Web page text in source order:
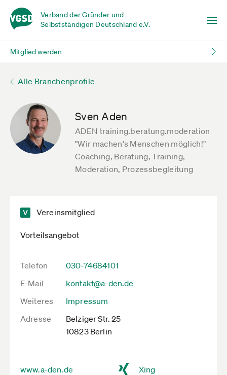
Verband der Gründer und
Selbstständigen Deutschland e.V.
Mitglied werden
Alle Branchenprofile
Sven Aden
ADEN training.beratung.moderation
"Wir machen's Menschen möglich!"
Coaching, Beratung, Training,
Moderation, Prozessbegleitung
Vereinsmitglied
Vorteilsangebot
Telefon
030-74684101
E-Mail
kontakt@a-den.de
Weiteres
Impressum
Adresse
Belziger Str. 25
10823 Berlin
www.a-den.de Xing